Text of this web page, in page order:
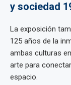
y sociedad
La exposición
125 años de la
ambas culturas
arte para
espacio.